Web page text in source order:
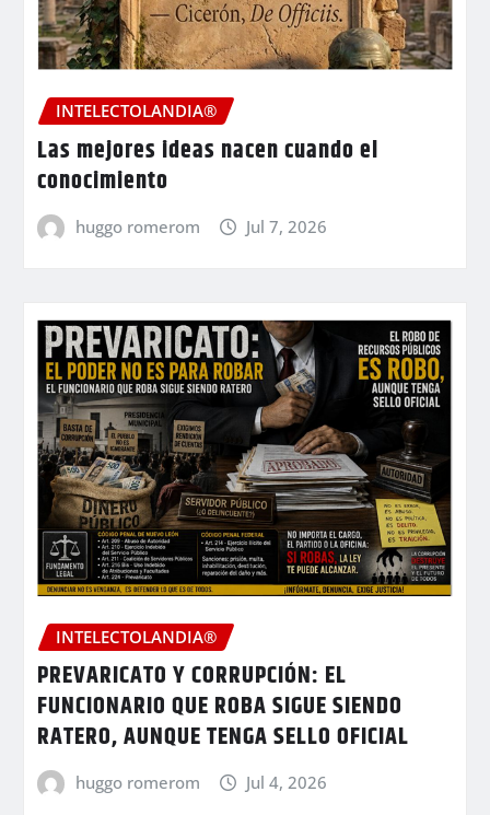
INTELECTOLANDIA®
Las mejores ideas nacen cuando el
conocimiento
huggo romerom Jul 7, 2026
INTELECTOLANDIA®
PREVARICATO Y CORRUPCIÓN: EL
FUNCIONARIO QUE ROBA SIGUE SIENDO
RATERO, AUNQUE TENGA SELLO OFICIAL
huggo romerom Jul 4, 2026